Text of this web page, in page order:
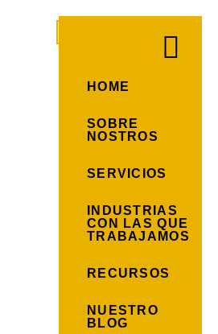
HOME
SOBRE
NOSTROS
SERVICIOS
INDUSTRIAS
CON LAS QUE
TRABAJAMOS
RECURSOS
NUESTRO
BLOG